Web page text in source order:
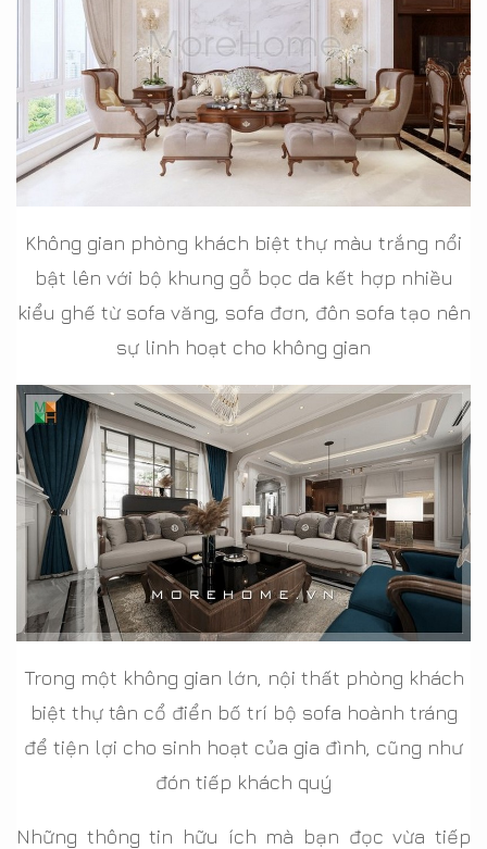
Không gian phòng khách biệt thự màu trắng nổi
bật lên với bộ khung gỗ bọc da kết hợp nhiều
kiểu ghế từ sofa văng, sofa đơn, đôn sofa tạo nên
sự linh hoạt cho không gian
Trong một không gian lớn, nội thất phòng khách
biệt thự tân cổ điển bố trí bộ sofa hoành tráng
để tiện lợi cho sinh hoạt của gia đình, cũng như
đón tiếp khách quý
Những thông tin hữu ích mà bạn đọc vừa tiếp